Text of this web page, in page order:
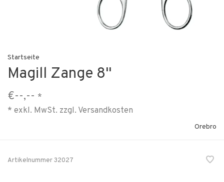
Startseite
Magill Zange 8"
€--,-- *
* exkl. MwSt. zzgl. Versandkosten
Orebro
Artikelnummer32027